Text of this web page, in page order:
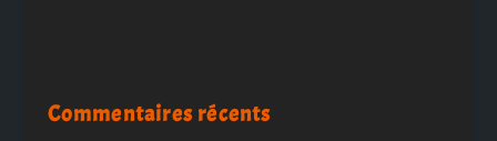
Commentaires récents